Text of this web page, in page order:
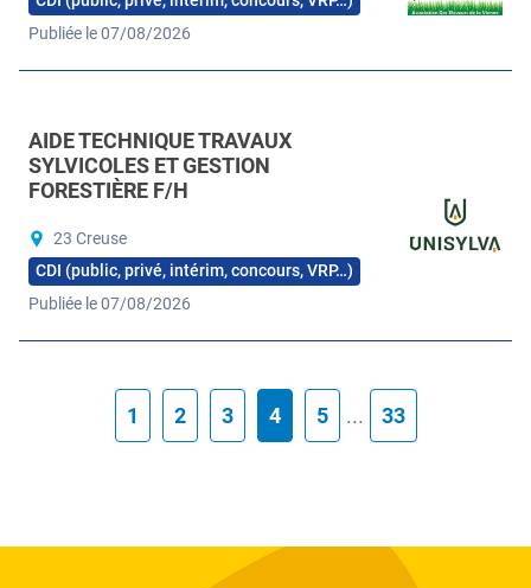
Publiée le 07/08/2026
AIDE TECHNIQUE TRAVAUX
SYLVICOLES ET GESTION
FORESTIÈRE F/H
23 Creuse
CDI (public, privé, intérim, concours, VRP…)
Publiée le 07/08/2026
1 2 3 4 5 ... 33